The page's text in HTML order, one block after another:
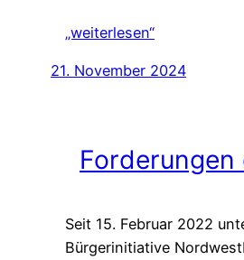
„weiterlesen“
21. November 2024
Forderungen
Seit 15. Februar 2022
Bürgerinitiative